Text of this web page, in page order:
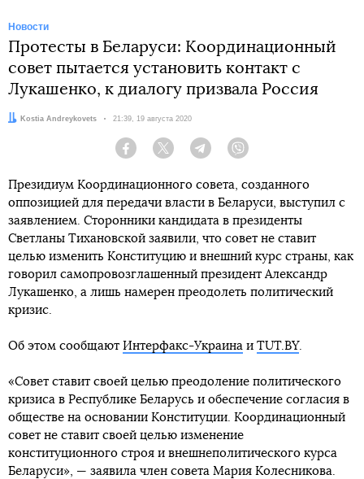
Новости
Протесты в Беларуси: Координационный
совет пытается установить контакт с
Лукашенко, к диалогу призвала Россия
Автор:Kostia Andreykovets Дата:
21:39, 19 августа 2020
Facebook Twitter Telegram
Президиум Координационного совета, созданного
оппозицией для передачи власти в Беларуси, выступил с
заявлением. Сторонники кандидата в президенты
Светланы Тихановской заявили, что совет не ставит
целью изменить Конституцию и внешний курс страны, как
говорил самопровозглашенный президент Александр
Лукашенко, а лишь намерен преодолеть политический
кризис.
Об этом сообщают Интерфакс-Украина и TUT.BY.
«Совет ставит своей целью преодоление политического
кризиса в Республике Беларусь и обеспечение согласия в
обществе на основании Конституции. Координационный
совет не ставит своей целью изменение
конституционного строя и внешнеполитического курса
Беларуси», — заявила член совета Мария Колесникова.